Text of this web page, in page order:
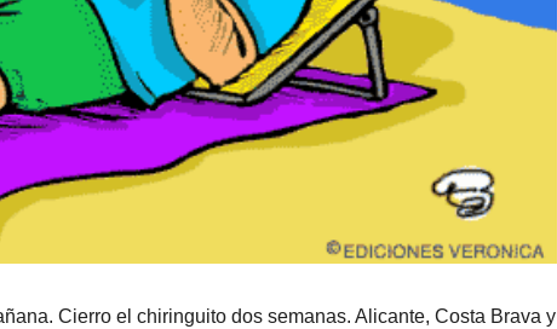
Cierro el chiringuito dos semanas. Alicante, Costa Brava y